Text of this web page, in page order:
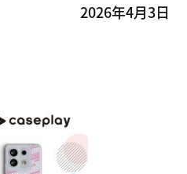
2026年4月3日